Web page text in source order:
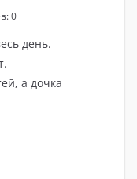
0
день.
а дочка